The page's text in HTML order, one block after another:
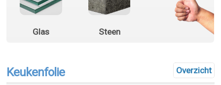
Glas Steen
Overzicht
Keukenfolie